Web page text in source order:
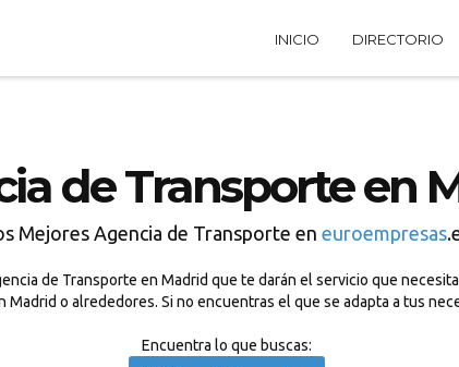
INICIO DIRECTORIO
de Transporte en
Mejores Agencia de Transporte en euroempresas
de Transporte en Madrid que te darán el servicio que
o alrededores. Si no encuentras el que se adapta a tus
Encuentra lo que buscas: